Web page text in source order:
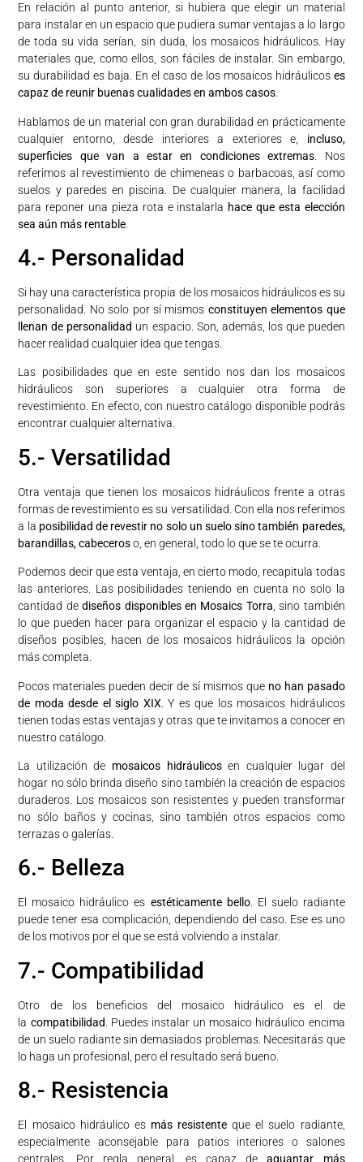
En relación al punto anterior, si hubiera que elegir un material
para instalar en un espacio que pudiera sumar ventajas a lo largo
de toda su vida serían, sin duda, los mosaicos hidráulicos. Hay
materiales que, como ellos, son fáciles de instalar. Sin embargo,
su durabilidad es baja. En el caso de los mosaicos hidráulicos es
capaz de reunir buenas cualidades en ambos casos.
Hablamos de un material con gran durabilidad en prácticamente
cualquier entorno, desde interiores a exteriores e, incluso,
superficies que van a estar en condiciones extremas . Nos
referimos al revestimiento de chimeneas o barbacoas, así como
suelos y paredes en piscina. De cualquier manera, la facilidad
para reponer una pieza rota e instalarla hace que esta elección
sea aún más rentable
4.- Personalidad
Si hay una característica propia de los mosaicos hidráulicos es su
personalidad. No solo por sí mismos constituyen elementos que
llenan de personalidad un espacio. Son, además, los que pueden
hacer realidad cualquier idea que tengas.
Las posibilidades que en este sentido nos dan los mosaicos
hidráulicos son superiores a cualquier otra forma de
revestimiento. En efecto, con nuestro catálogo disponible podrás
encontrar cualquier alternativa.
5.- Versatilidad
Otra ventaja que tienen los mosaicos hidráulicos frente a otras
formas de revestimiento es su versatilidad. Con ella nos referimos
a la posibilidad de revestir no solo un suelo sino también paredes,
barandillas, cabeceroso, en general, todo lo que se te ocurra.
Podemos decir que esta ventaja, en cierto modo, recapitula todas
las anteriores. Las posibilidades teniendo en cuenta no solo la
cantidad dediseños disponibles en Mosaics Torra, sino también
lo que pueden hacer para organizar el espacio y la cantidad de
diseños posibles, hacen de los mosaicos hidráulicos la opción
más completa.
Pocos materiales pueden decir de sí mismos que no han pasado
de moda desde el siglo XIX . Y es que los mosaicos hidráulicos
tienen todas estas ventajas y otras que te invitamos a conocer en
nuestro catálogo.
La utilización de mosaicos hidráulicosen cualquier lugar del
hogar no sólo brinda diseño sino también la creación de espacios
duraderos. Los mosaicos son resistentes y pueden transformar
no sólo baños y cocinas, sino también otros espacios como
terrazas o galerías.
6.- Belleza
El mosaico hidráulico es estéticamente bello. El suelo radiante
puede tener esa complicación, dependiendo del caso. Ese es uno
de los motivos por el que se está volviendo a instalar.
7.- Compatibilidad
Otro de los beneficios del mosaico hidráulico es el de
la compatibilidad . Puedes instalar un mosaico hidráulico encima
de un suelo radiante sin demasiados problemas. Necesitarás que
lo haga un profesional, pero el resultado será bueno.
8.- Resistencia
El mosaico hidráulico es más resistente que el suelo radiante,
especialmente aconsejable para patios interiores o salones
centrales. Por regla general, es capaz de aguantar más